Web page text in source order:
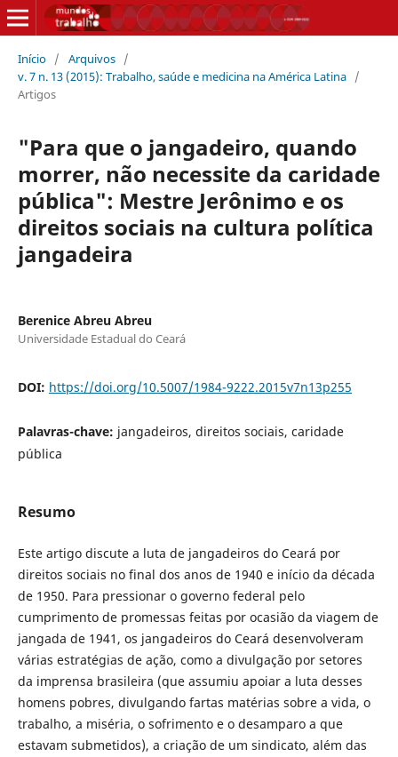
Início / Arquivos /
v. 7 n. 13 (2015): Trabalho, saúde e medicina na América Latina /
Artigos
"Para que o jangadeiro, quando
morrer, não necessite da caridade
pública": Mestre Jerônimo e os
direitos sociais na cultura política
jangadeira
Berenice Abreu Abreu
Universidade Estadual do Ceará
DOI: https://doi.org/10.5007/1984-9222.2015v7n13p255
Palavras-chave: jangadeiros, direitos sociais, caridade
pública
Resumo
Este artigo discute a luta de jangadeiros do Ceará por
direitos sociais no final dos anos de 1940 e início da década
de 1950. Para pressionar o governo federal pelo
cumprimento de promessas feitas por ocasião da viagem de
jangada de 1941, os jangadeiros do Ceará desenvolveram
várias estratégias de ação, como a divulgação por setores
da imprensa brasileira (que assumiu apoiar a luta desses
homens pobres, divulgando fartas matérias sobre a vida, o
trabalho, a miséria, o sofrimento e o desamparo a que
estavam submetidos), a criação de um sindicato, além das